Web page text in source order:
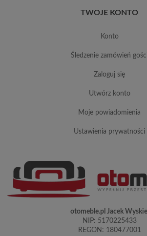
TWOJE KONTO
konto
śledzenie zamówień
zaloguj się
utwórz konto
moje powiadomienia
ustawienia prywatności
otomeble.pl Jacek Wyskiel
NIP: 5170225433
REGON: 180477001